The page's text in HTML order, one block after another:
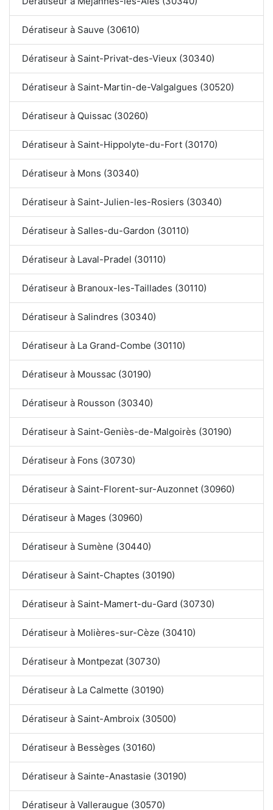
Dératiseur à Sauve (30610)
Dératiseur à Saint-Privat-des-Vieux (30340)
Dératiseur à Saint-Martin-de-Valgalgues (30520)
Dératiseur à Quissac (30260)
Dératiseur à Saint-Hippolyte-du-Fort (30170)
Dératiseur à Mons (30340)
Dératiseur à Saint-Julien-les-Rosiers (30340)
Dératiseur à Salles-du-Gardon (30110)
Dératiseur à Laval-Pradel (30110)
Dératiseur à Branoux-les-Taillades (30110)
Dératiseur à Salindres (30340)
Dératiseur à La Grand-Combe (30110)
Dératiseur à Moussac (30190)
Dératiseur à Rousson (30340)
Dératiseur à Saint-Geniès-de-Malgoirès (30190)
Dératiseur à Fons (30730)
Dératiseur à Saint-Florent-sur-Auzonnet (30960)
Dératiseur à Mages (30960)
Dératiseur à Sumène (30440)
Dératiseur à Saint-Chaptes (30190)
Dératiseur à Saint-Mamert-du-Gard (30730)
Dératiseur à Molières-sur-Cèze (30410)
Dératiseur à Montpezat (30730)
Dératiseur à La Calmette (30190)
Dératiseur à Saint-Ambroix (30500)
Dératiseur à Bessèges (30160)
Dératiseur à Sainte-Anastasie (30190)
Dératiseur à Valleraugue (30570)